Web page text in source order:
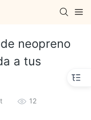
neopreno
a tus
12